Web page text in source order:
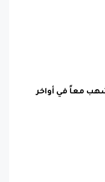
معاً في أواخر